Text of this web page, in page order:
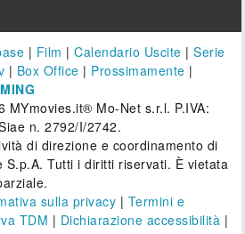
| Film |Calendario Uscite |Serie
| Box Office | Prossimamente |
MYmovies.it® Mo-Net s.r.l. P.IVA:
n. 2792/I/2742.
di direzione e coordinamento di
S.p.A. Tutti i diritti riservati. È vietata
sulla privacy | Termini e
TDM | Dichiarazione accessibilità |